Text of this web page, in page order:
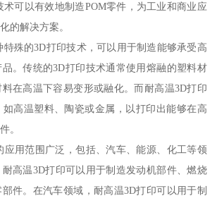
术可以有效地制造POM零件，为工业和商业应
的解决方案。
特殊的3D打印技术，可以用于制造能够承受高
。传统的3D打印技术通常使用熔融的塑料材
在高温下容易变形或融化。而耐高温3D打印
高温塑料、陶瓷或金属，以打印出能够在高
。
应用范围广泛，包括、汽车、能源、化工等领
高温3D打印可以用于制造发动机部件、燃烧
件。在汽车领域，耐高温3D打印可以用于制